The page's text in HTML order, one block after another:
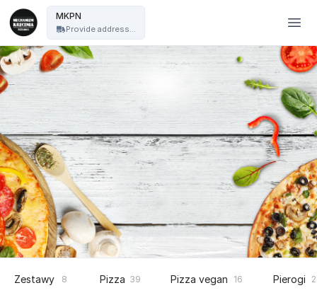
MKPN
Provide address...
Zestawy 8 Pizza 39 Pizza vegan 16 Pierogi